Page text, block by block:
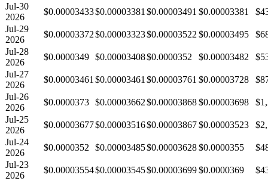
Jul-30
2026
$0.00003433$0.00003381 $0.00003491 $0.00003381
Jul-29
2026
$0.00003372$0.00003323$0.00003522 $0.00003495
Jul-28
2026
$0.0000349 $0.00003408$0.0000352 $0.00003482
Jul-27
2026
$0.00003461 $0.00003461 $0.00003761 $0.00003728
Jul-26
2026
$0.0000373 $0.00003662$0.00003868$0.00003698
Jul-25
2026
$0.00003677$0.00003516$0.00003867$0.00003523
Jul-24
2026
$0.0000352 $0.00003485$0.00003628$0.0000355
Jul-23
2026
$0.00003554$0.00003545$0.00003699$0.0000369